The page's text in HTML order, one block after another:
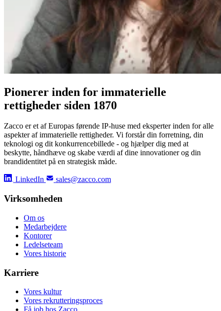
Pionerer inden for immaterielle
rettigheder siden 1870
Zacco er et af Europas førende IP-huse med eksperter inden for alle
aspekter af immaterielle rettigheder. Vi forstår din forretning, din
teknologi og dit konkurrencebillede - og hjælper dig med at
beskytte, håndhæve og skabe værdi af dine innovationer og din
brandidentitet på en strategisk måde.
LinkedIn sales@zacco.com
Virksomheden
Om os
Medarbejdere
Kontorer
Ledelseteam
Vores historie
Karriere
Vores kultur
Vores rekrutteringsproces